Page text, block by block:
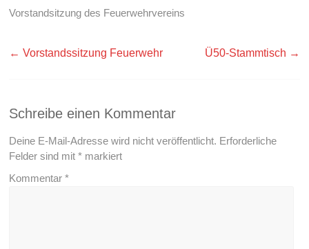
Vorstandsitzung des Feuerwehrvereins
← Vorstandssitzung Feuerwehr Ü50-Stammtisch →
Schreibe einen Kommentar
Deine E-Mail-Adresse wird nicht veröffentlicht. Erforderliche
Felder sind mit* markiert
Kommentar*